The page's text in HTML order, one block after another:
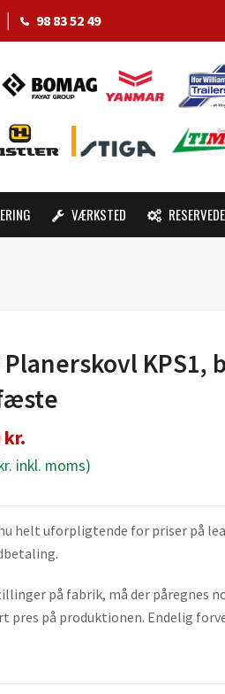
98 83 52 49
VÆRKSTED
KPS1,
kr.
inkl. moms)
helt uforpligtende for priser på
på fabrik, må der påregnes
pres på produktionen. Endelig